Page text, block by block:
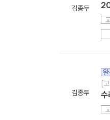
김종두
김종두
[
수